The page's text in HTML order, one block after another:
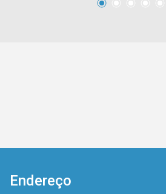
churrasqueira, criando um
padarias, supermercados,
Endereço